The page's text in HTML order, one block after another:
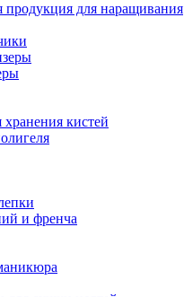
для наращивания
кистей
и френча